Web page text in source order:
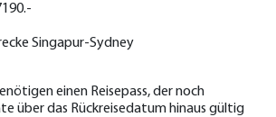
Singapur-Sydney
einen Reisepass, der noch
über das Rückreisedatum hinaus gültig